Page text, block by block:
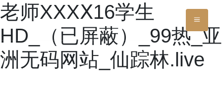
老师XXXⅩ16学生
HD_（已屏蔽）_99热_亚
洲无码网站_仙踪林.live